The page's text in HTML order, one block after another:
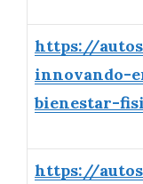
https://
innovando-
bienestar-
https://